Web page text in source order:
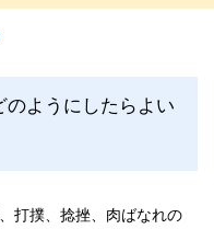
ようにしたらよい
打撲、捻挫、肉ばなれの